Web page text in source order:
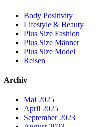
Body Positivity
Lifestyle & Beauty
Plus Size Fashion
Plus Size Männer
Plus Size Model
Reisen
Archiv
Mai 2025
April 2025
September 2023